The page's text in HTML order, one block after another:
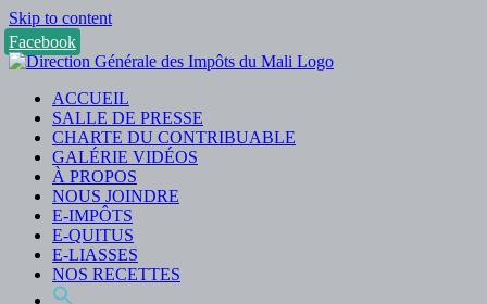
Skip to content
Facebook
ACCUEIL
SALLE DE PRESSE
CHARTE DU CONTRIBUABLE
GALÉRIE VIDÉOS
À PROPOS
NOUS JOINDRE
E-IMPÔTS
E-QUITUS
E-LIASSES
NOS RECETTES